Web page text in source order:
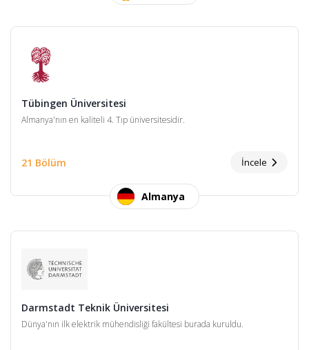
Tübingen Üniversitesi
Almanya'nın en kaliteli 4. Tıp üniversitesidir.
21 Bölüm İncele
Almanya
Darmstadt Teknik Üniversitesi
Dünya'nın ilk elektrik mühendisliği fakültesi burada kuruldu.